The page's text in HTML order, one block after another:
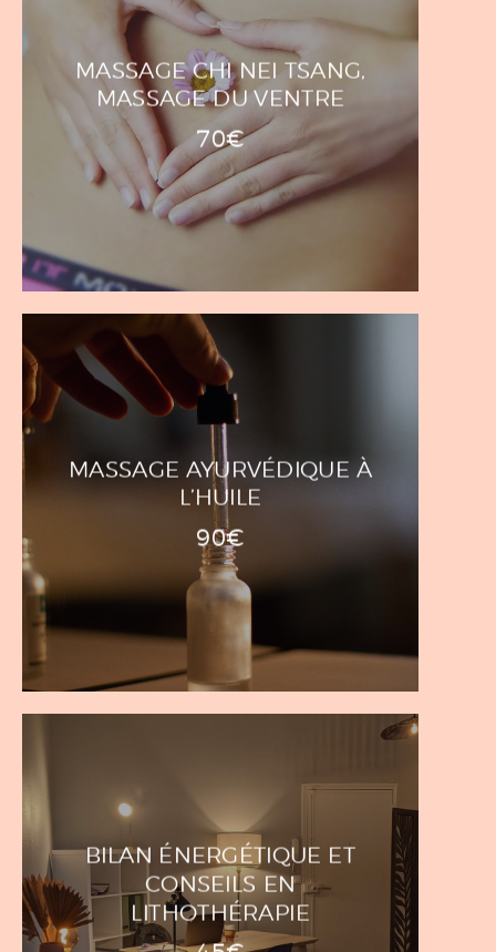
MASSAGE CHI NEI TSANG,
MASSAGE DU VENTRE
70€
MASSAGE AYURVÉDIQUE À
L’HUILE
90€
BILAN ÉNERGÉTIQUE ET
CONSEILS EN
LITHOTHÉRAPIE